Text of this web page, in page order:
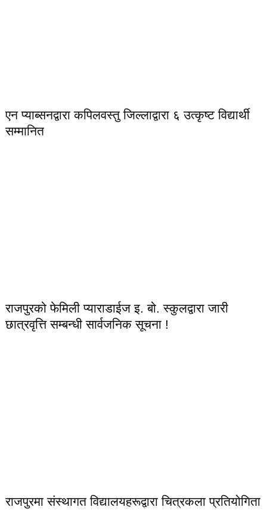
एन प्याब्सनद्वारा कपिलवस्तु जिल्लाद्वारा ६ उत्कृष्ट विद्यार्थी
सम्मानित
राजपुरको फेमिली प्याराडाईज इ. बो. स्कुलद्वारा जारी
छात्रवृत्ति सम्बन्धी सार्वजनिक सूचना !
राजपुरमा संस्थागत विद्यालयहरूद्वारा चित्रकला प्रतियोगिता